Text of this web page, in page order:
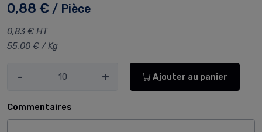
0,88 € / Pièce
0,83 € HT
55,00 € / Kg
- + Ajouter au panier
Commentaires